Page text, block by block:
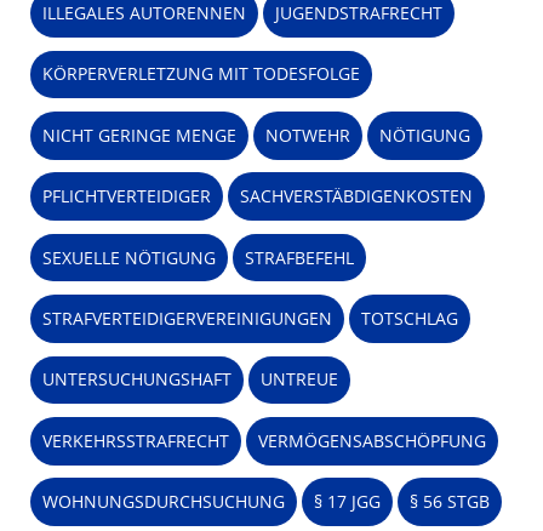
ILLEGALES AUTORENNEN JUGENDSTRAFRECHT
KÖRPERVERLETZUNG MIT TODESFOLGE
NICHT GERINGE MENGE NOTWEHR NÖTIGUNG
PFLICHTVERTEIDIGER SACHVERSTÄBDIGENKOSTEN
SEXUELLE NÖTIGUNG STRAFBEFEHL
STRAFVERTEIDIGERVEREINIGUNGEN TOTSCHLAG
UNTERSUCHUNGSHAFT UNTREUE
VERKEHRSSTRAFRECHT VERMÖGENSABSCHÖPFUNG
WOHNUNGSDURCHSUCHUNG § 17 JGG § 56 STGB